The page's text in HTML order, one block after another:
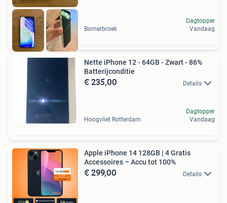
Bornerbroek
Dagtopper
Vandaag
Nette iPhone 12 - 64GB - Zwart - 86%
Batterijconditie
€ 235,00 Details
Hoogvliet Rotterdam
Dagtopper
Vandaag
Apple iPhone 14 128GB | 4 Gratis
Accessoires – Accu tot 100%
€ 299,00 Details